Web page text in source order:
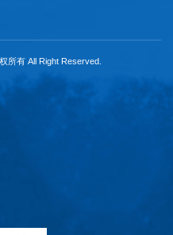
所有 All Right Reserved.